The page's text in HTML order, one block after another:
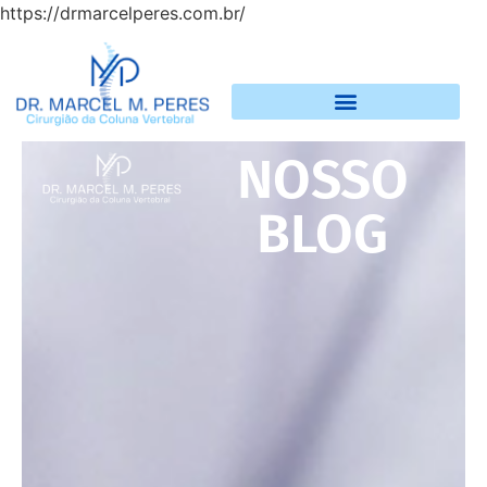
https://drmarcelperes.com.br/
NOSSO
BLOG